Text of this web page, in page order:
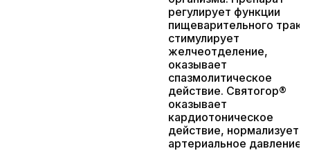
регулирует функции
пищеварительного
стимулирует
желчеотделение,
оказывает
спазмолитическое
действие. Святогор®
оказывает
кардиотоническое
действие, нормализует
артериальное давление.